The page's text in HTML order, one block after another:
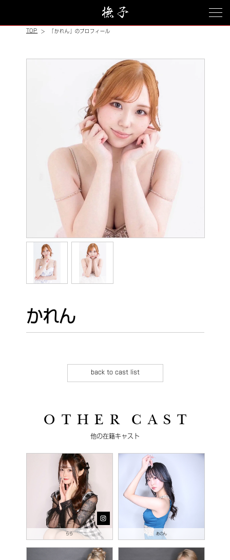
TOP 「かれん」のプロフィール
かれん
back to cast list
O T H E R C A S T
他の在籍キャスト
らら あのん